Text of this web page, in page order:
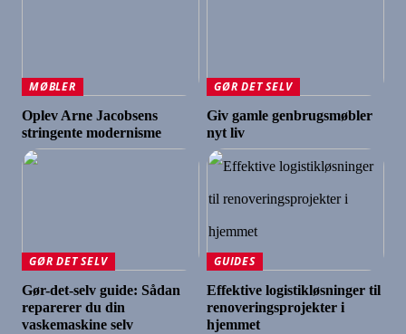
MØBLER
Oplev Arne Jacobsens
stringente modernisme
GØR DET SELV
Giv gamle genbrugsmøbler
nyt liv
GØR DET SELV
Gør-det-selv guide: Sådan
reparerer du din
vaskemaskine selv
GUIDES
Effektive logistikløsninger til
renoveringsprojekter i
hjemmet